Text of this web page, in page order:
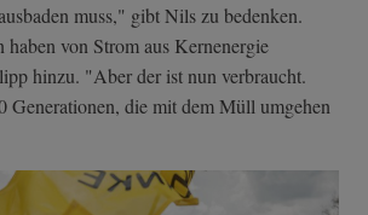
muss," gibt Nils zu bedenken.
von Strom aus Kernenergie
hinzu. "Aber der ist nun verbraucht.
Generationen, die mit dem Müll umgehen